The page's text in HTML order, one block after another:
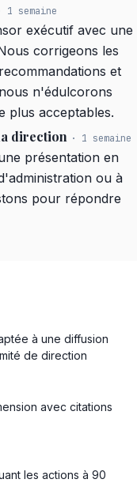
1 semaine
exécutif avec une
corrigeons les
et
n'édulcorons
plus acceptables.
direction · 1 semaine
présentation en
ou à
pour répondre
à une diffusion
de direction
avec citations
les actions à 90